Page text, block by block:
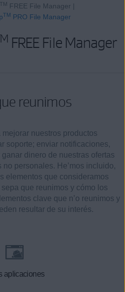
TM FREE File Manager |
TM PRO File Manager
FREE File Manager
reunimos
nuestros productos
soporte; enviar notificaciones,
dinero de nuestras ofertas
personales. He’mos incluido,
elementos que consideramos
que reunimos y cómo los
clave que n’o reunimos y
resultar de su interés.
aplicaciones